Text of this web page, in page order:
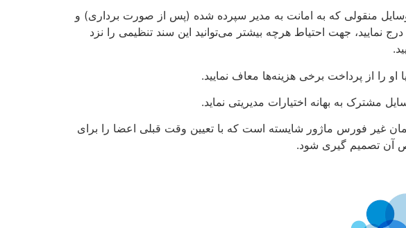
منقولی که به امانت به مدیر سپرده شده (پس از صورت برداری) و
نمایید، جهت احتیاط هرچه بیشتر می‌توانید این سند تنظیمی را نزد
را از پرداخت برخی هزینه‌ها معاف نمایید.
مشترک به بهانه اختیارات مدیریتی نماید.
همان غیر فورس ماژور شایسته است که با تعیین وقت قبلی اعضا را برای
آن تصمیم گیری شود.